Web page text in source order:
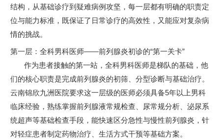
结构，从基础诊疗到疑难病例攻坚，每一层都有明确的职责定
位与能力标准，既保证了日常诊疗的高效性，又能应对复杂病
情的挑战。
第一层：全科男科医师——前列腺炎初诊的“第一关卡”
作为患者接触的第一站，全科男科医师是梯队的基础，他
们的核心职责是完成前列腺炎的初筛、分型诊断与基础治疗。
云南锦欣九洲医院要求这一层级的医师必须具备5年以上男科
临床经验，熟练掌握前列腺液常规检查、尿常规分析、泌尿系
统超声等基础检查手段，能快速区分急性与慢性前列腺炎，针
对轻症患者制定药物治疗、生活方式干预等基础方案。